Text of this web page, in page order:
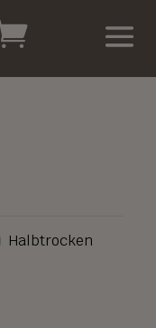
Halbtrocken